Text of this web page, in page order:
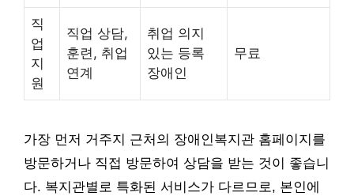
직
업
지
원
직업 상담,
훈련, 취업
연계
취업 의지
있는 등록
장애인
무료
가장 먼저 거주지 근처의 장애인복지관 홈페이지를
방문하거나 직접 방문하여 상담을 받는 것이 좋습니
다. 복지관별로 특화된 서비스가 다르므로, 본인에